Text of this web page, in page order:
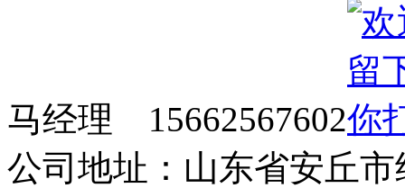
马经理 15662567602
公司地址：山东省安丘